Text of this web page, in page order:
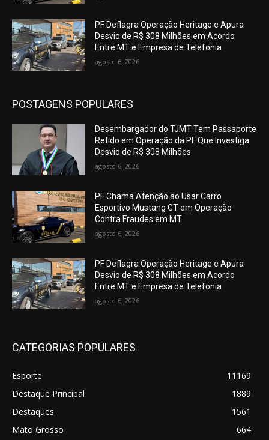
PF Deflagra Operação Heritage e Apura
Desvio de R$ 308 Milhões em Acordo
Entre MT e Empresa de Telefonia
agosto 6, 2026
POSTAGENS POPULARES
Desembargador do TJMT Tem Passaporte
Retido em Operação da PF Que Investiga
Desvio de R$ 308 Milhões
agosto 6, 2026
PF Chama Atenção ao Usar Carro
Esportivo Mustang GT em Operação
Contra Fraudes em MT
agosto 6, 2026
PF Deflagra Operação Heritage e Apura
Desvio de R$ 308 Milhões em Acordo
Entre MT e Empresa de Telefonia
agosto 6, 2026
CATEGORIAS POPULARES
Esporte
11169
Destaque Principal
1889
Destaques
1561
Mato Grosso
664